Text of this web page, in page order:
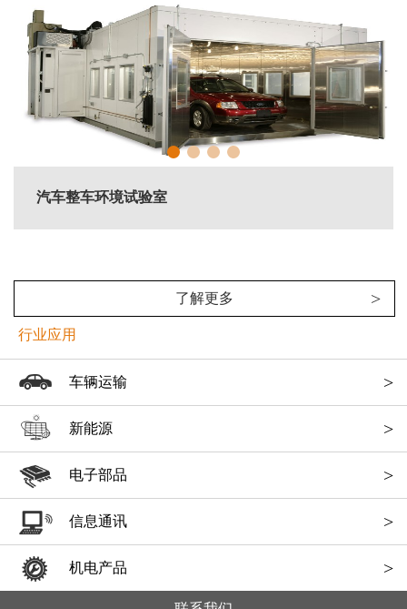
汽车整车环境试验室
了解更多 >
行业应用
车辆运输 >
新能源 >
电子部品 >
信息通讯 >
机电产品 >